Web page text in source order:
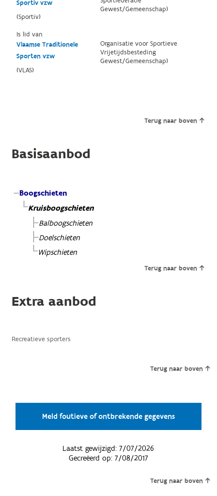
Sportiv vzw
(Sportiv)
Gewest/Gemeenschap)
Is lid van
Vlaamse Traditionele
Sporten vzw
(VLAS)
Organisatie voor Sportieve
Vrijetijdsbesteding
Gewest/Gemeenschap)
Terug naar boven
Basisaanbod
Boogschieten
Kruisboogschieten
Balboogschieten
Doelschieten
Wipschieten
Terug naar boven
Extra aanbod
Recreatieve sporters
Terug naar boven
Meld foutieve of ontbrekende gegevens
Laatst gewijzigd:7/07/2026
Gecreëerd op: 7/08/2017
Terug naar boven